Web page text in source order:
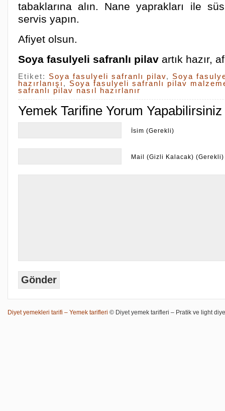
tabaklarına alın. Nane yaprakları ile
servis yapın.
Afiyet olsun.
Soya fasulyeli safranlı pilav artık hazır,
Etiket: Soya fasulyeli safranlı pilav, Soya
hazırlanışı , Soya fasulyeli safranlı pilav
safranlı pilav nasıl hazırlanır
Yemek Tarifine Yorum Yapabilirsiniz
İsim (Gerekli)
Mail (Gizli Kalacak) (Gerekli)
Diyet yemekleri tarifi – Yemek tarifleri © Diyet yemek tarifleri – Pratik ve light